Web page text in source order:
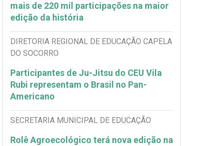
mais de 220 mil participações na maior
edição da história
DIRETORIA REGIONAL DE EDUCAÇÃO CAPELA
DO SOCORRO
Participantes de Ju-Jitsu do CEU Vila
Rubi representam o Brasil no Pan-
Americano
SECRETARIA MUNICIPAL DE EDUCAÇÃO
Rolê Agroecológico terá nova edição na